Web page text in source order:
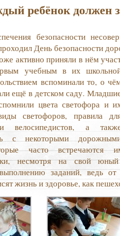
ребёнок должен
безопасности
День безопасности
активно приняли в нём
учебным в их
вспоминали то, о
ещё в детском саду.
цвета светофора и
светофоров, правила
велосипедистов, а
с некоторыми
часто
несмотря на свой
заданий, ведь
жизнь и здоровье, как